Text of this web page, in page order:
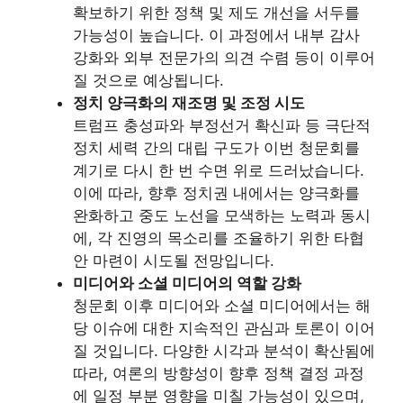
확보하기 위한 정책 및 제도 개선을 서두를
가능성이 높습니다. 이 과정에서 내부 감사
강화와 외부 전문가의 의견 수렴 등이 이루어
질 것으로 예상됩니다.
정치 양극화의 재조명 및 조정 시도
트럼프 충성파와 부정선거 확신파 등 극단적
정치 세력 간의 대립 구도가 이번 청문회를
계기로 다시 한 번 수면 위로 드러났습니다.
이에 따라, 향후 정치권 내에서는 양극화를
완화하고 중도 노선을 모색하는 노력과 동시
에, 각 진영의 목소리를 조율하기 위한 타협
안 마련이 시도될 전망입니다.
미디어와 소셜 미디어의 역할 강화
청문회 이후 미디어와 소셜 미디어에서는 해
당 이슈에 대한 지속적인 관심과 토론이 이어
질 것입니다. 다양한 시각과 분석이 확산됨에
따라, 여론의 방향성이 향후 정책 결정 과정
에 일정 부분 영향을 미칠 가능성이 있으며,